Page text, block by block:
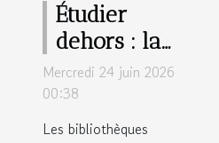
Étudier
dehors : la
nouvelle
tendance
qui booste
Mercredi 24 juin 2026
00:38
Les bibliothèques